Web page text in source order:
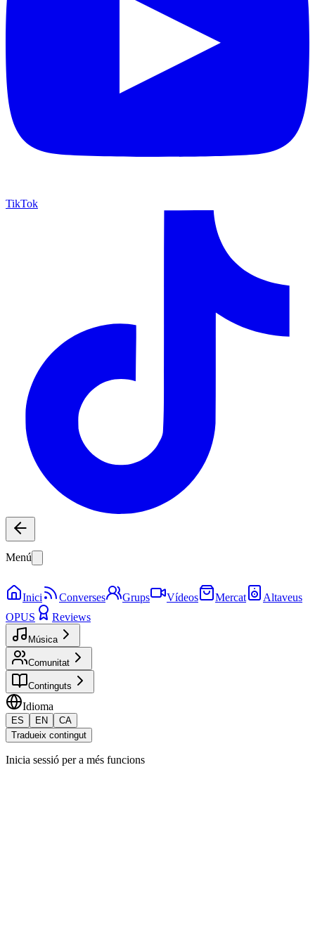
TikTok
Menú
Inici Converses Grups Vídeos Mercat
Altaveus
OPUS
Reviews
Música
Comunitat
Continguts
Idioma
ES EN
CA
Tradueix contingut
Inicia sessió per a més funcions